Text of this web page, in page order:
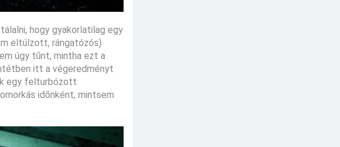
hogy gyakorlatilag egy
eltúlzott, rángatózós)
úgy tűnt, mintha ezt a
itt a végeredményt
egy felturbózott
időnként, mintsem